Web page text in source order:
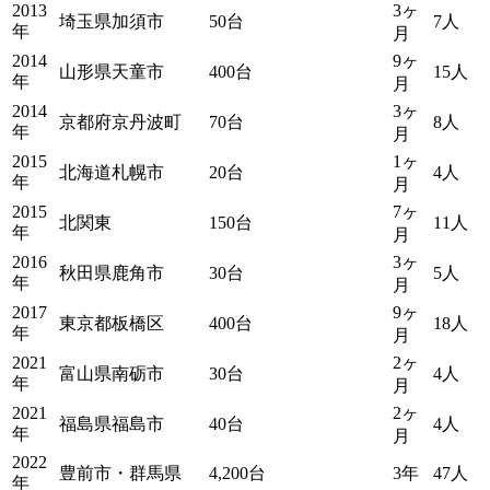
2013
年
埼玉県加須市 50台
3ヶ
月
7人
2014
年
山形県天童市 400台
9ヶ
月
15人
2014
年
京都府京丹波町 70台
3ヶ
月
8人
2015
年
北海道札幌市 20台
1ヶ
月
4人
2015
年
北関東 150台
7ヶ
月
11人
2016
年
秋田県鹿角市 30台
3ヶ
月
5人
2017
年
東京都板橋区 400台
9ヶ
月
18人
2021
年
富山県南砺市 30台
2ヶ
月
4人
2021
年
福島県福島市 40台
2ヶ
月
4人
2022
年
豊前市・群馬県 4,200台 3年 47人